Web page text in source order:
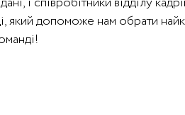
який допоможе нам обрати